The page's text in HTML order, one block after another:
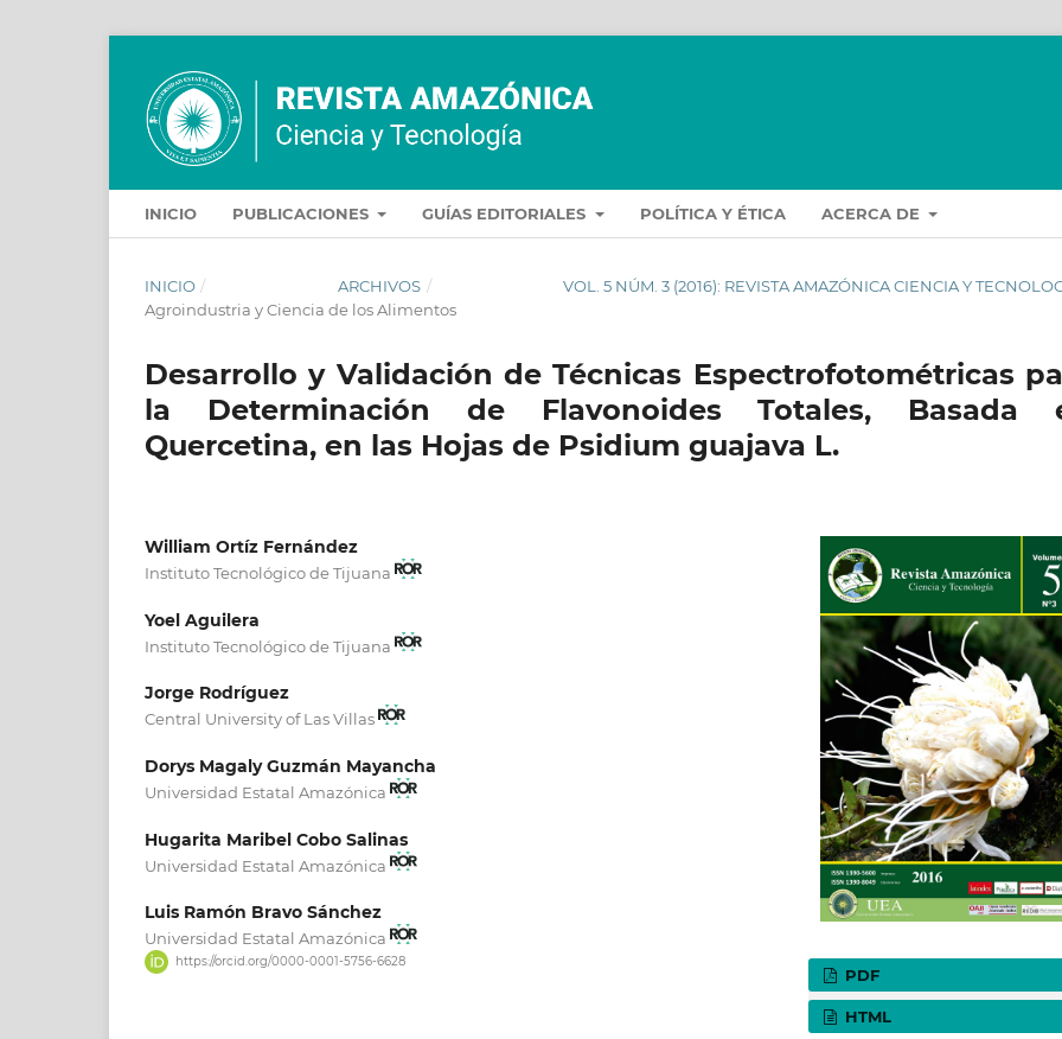
INICIO PUBLICACIONES GUÍAS EDITORIALES POLÍTICA Y ÉTICA ACERCA DE
INICIO / ARCHIVOS / VOL. 5 NÚM. 3 (2016): REVISTA AMAZÓNICA CIENCIA Y
Agroindustria y Ciencia de los Alimentos
Desarrollo y Validación de Técnicas Espectrofotométricas
la Determinación de Flavonoides Totales, Basada
Quercetina, en las Hojas de Psidium guajava L.
William Ortíz Fernández
Instituto Tecnológico de Tijuana
Yoel Aguilera
Instituto Tecnológico de Tijuana
Jorge Rodríguez
Central University of Las Villas
Dorys Magaly Guzmán Mayancha
Universidad Estatal Amazónica
Hugarita Maribel Cobo Salinas
Universidad Estatal Amazónica
Luis Ramón Bravo Sánchez
Universidad Estatal Amazónica
https://orcid.org/0000-0001-5756-6628
PDF
HTML